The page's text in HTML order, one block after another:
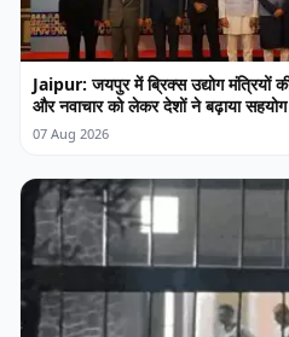
Jaipur: जयपुर में ब्रिक्स उद्योग मंत्रियों
और नवाचार को लेकर देशों ने बढ़ाया
07 Aug 2026